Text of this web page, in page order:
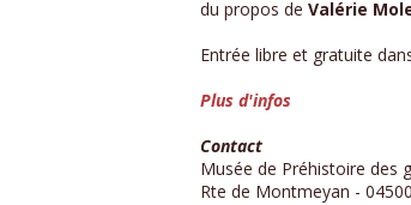
du propos de Valérie
Entrée libre et gratuite
Plus d'infos
Contact
Musée de Préhistoire des
Rte de Montmeyan -